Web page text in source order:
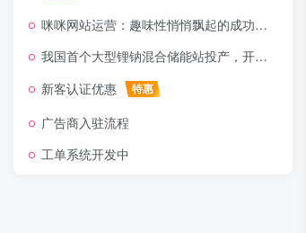
咪咪网站运营：趣味性悄悄飘起的成功风头
我国首个大型锂钠混合储能站投产，开启储能新时代
新客认证优惠
特惠
广告商入驻流程
工单系统开发中